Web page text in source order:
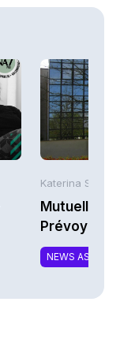
Katerina
Mutuelles :
de la Math
NEWS